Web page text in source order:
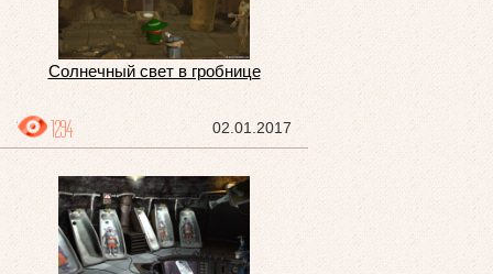
Солнечный свет в гробнице
02.01.2017
1294